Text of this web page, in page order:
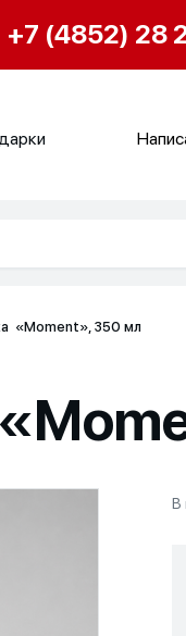
+7 (4852) 28
«Moment», 350 мл
В